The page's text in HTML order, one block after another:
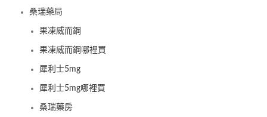
桑瑞藥局
果凍威而鋼
果凍威而鋼哪裡買
犀利士5mg
犀利士5mg哪裡買
桑瑞藥房